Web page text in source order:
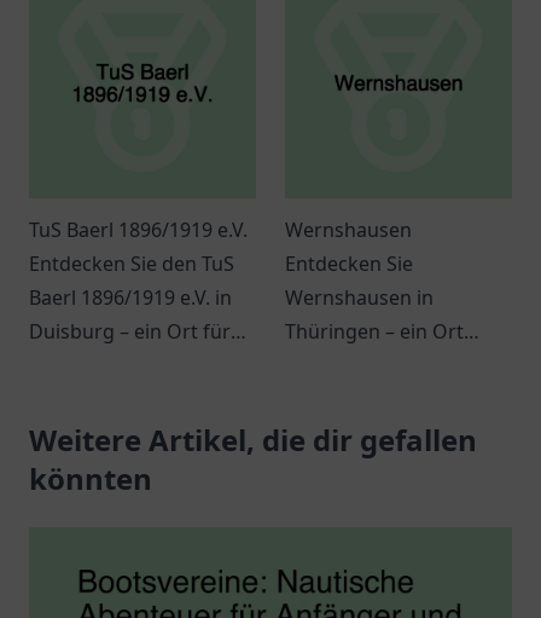
Kursen und
TuS Baerl 1896/1919 e.V.
Entdecken Sie den TuS
Baerl 1896/1919 e.V. in
Duisburg – ein Ort für
Aktivitäten für alle
Altersgruppen.
Wernshausen
Entdecken Sie
Wernshausen in
Thüringen – ein Ort
Gemeinschaft. Erleben
Sie die charmante
Weitere Artikel, die dir gefallen
könnten